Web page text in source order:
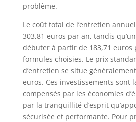
problème.
Le coût total de l’entretien
303,81 euros par an, tandis
débuter à partir de 183,71 euros
formules choisies. Le prix
d’entretien se situe
euros. Ces investissements sont
compensés par les économies
par la tranquillité d’esprit
sécurisée et performante. Pour